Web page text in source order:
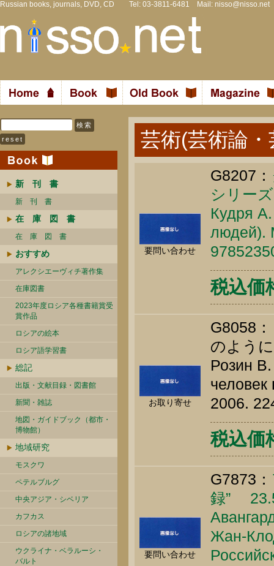
Russian books, journals, DVD, CD Tel: 03-3811-6481 Mail: nisso@nisso.net
新 刊 書
新 刊 書
在 庫 図 書
在 庫 図 書
おすすめ
アレクシエーヴィチ著作集
在庫図書
2023年度ロシア各種書籍賞受
賞作品
ロシアの絵本
ロシア語学習書
総記
出版・文献目録・図書館
新聞・雑誌
地図・ガイドブック（都市・
博物館）
地域研究
モスクワ
ペテルブルグ
中央アジア・シベリア
カフカス
ロシアの諸地域
ウクライナ・ベラルーシ・
バルト
芸術(芸術論
要問い合わせ
G8207：
シリー
Кудря
людей).
税込価
お取り寄せ
G8058
のよう
Розин В.
2006.
税込価
要問い合わせ
G7873：
録”
Жан-